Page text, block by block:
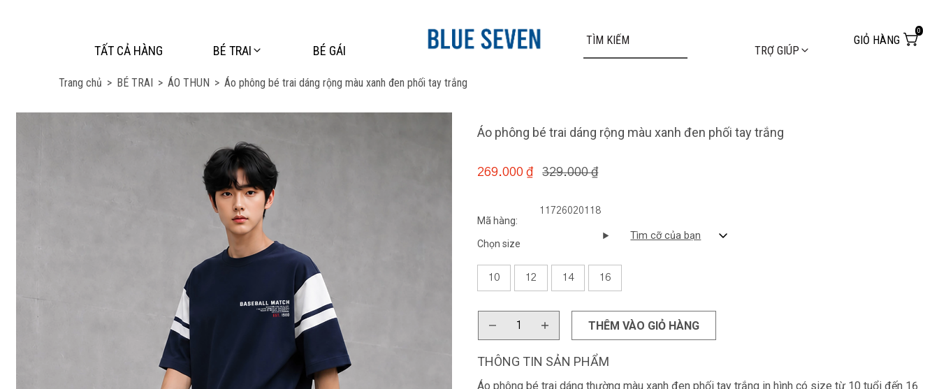
TRỢ GIÚP
GIỎ HÀNG
0
TẤT CẢ HÀNG BÉ TRAI BÉ GÁI
Trang chủ > BÉ TRAI > ÁO THUN > Áo phông bé trai dáng rộng màu xanh đen phối tay trắng
Áo phông bé trai dáng rộng màu xanh đen phối tay trắng
Mã hàng:
THÔNG TIN SẢN PHẨM
269.000 ₫ 329.000 ₫
11726020118
Chọn size
10 12 14 16
THÊM VÀO GIỎ HÀNG
Áo phông bé trai dáng thường màu xanh đen phối tay trắng in hình có size từ 10 tuổi đến 16
Tìm cỡ của bạn